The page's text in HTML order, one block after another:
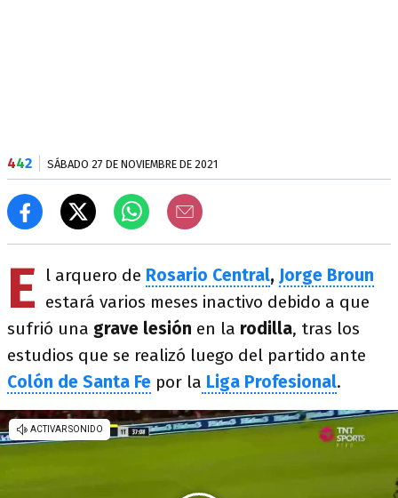
442 SÁBADO 27 DE NOVIEMBRE DE 2021
E l arquero de Rosario Central, Jorge Broun
estará varios meses inactivo debido a que
sufrió una grave lesión en la rodilla, tras los
estudios que se realizó luego del partido ante
Colón de Santa Fe por la Liga Profesional.